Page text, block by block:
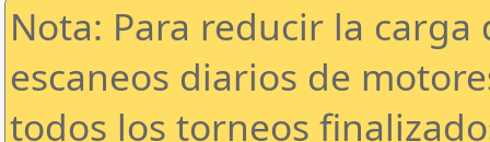
Nota: Para reducir la
escaneos diarios de
todos los torneos